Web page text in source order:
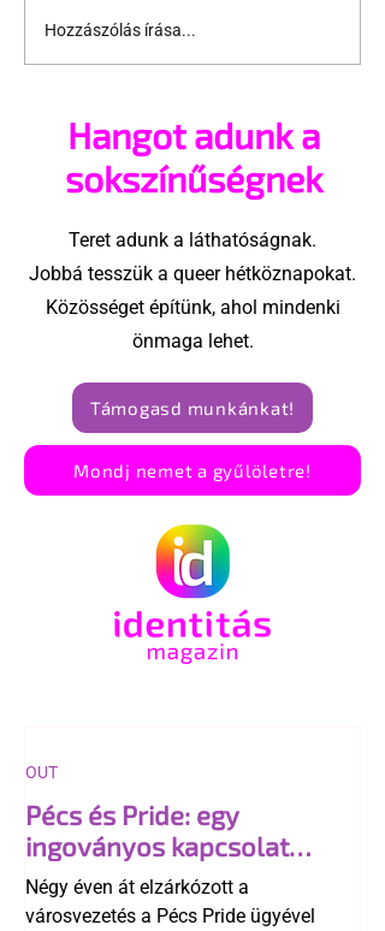
Támogathatsz és
ajánlhatsz: Te is részt
megvalósításában
Hozzászólás írása...
Hangot adunk a
sokszínűségnek
Teret adunk a láthatóságnak.
Jobbá tesszük a queer hétköznapokat.
Közösséget építünk, ahol mindenki
önmaga lehet.
Támogasd munkánkat!
Mondj nemet a gyűlöletre!
Pécs és Pride: egy
ingoványos kapcsolat
története
Négy éven át elzárkózott a
városvezetés a Pécs Pride ügyével
OUT